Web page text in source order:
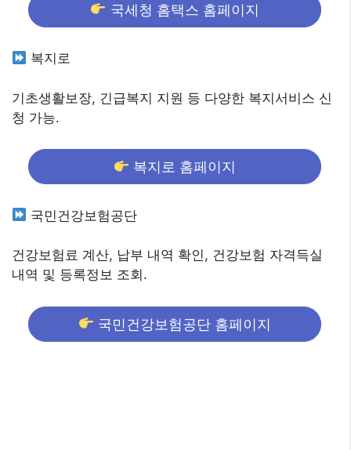
국세청 홈택스 홈페이지
복지로
기초생활보장, 긴급복지 지원 등 다양한 복지서비스 신
청 가능.
복지로 홈페이지
국민건강보험공단
건강보험료 계산, 납부 내역 확인, 건강보험 자격득실
내역 및 등록정보 조회.
국민건강보험공단 홈페이지